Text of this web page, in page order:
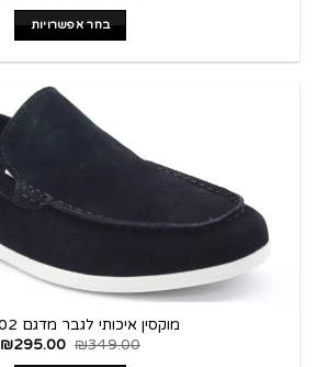
בחר אפשרויות
מוקסין איכותי לגבר מדגם 220-02
₪349.00
₪295.00